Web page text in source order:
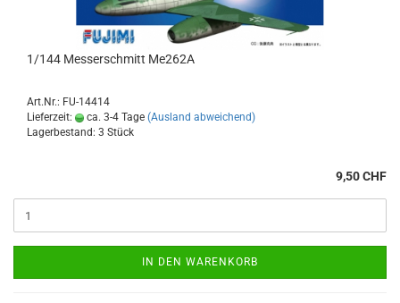
1/144 Messerschmitt Me262A
Art.Nr.: FU-14414
Lieferzeit:
ca. 3-4 Tage (Ausland abweichend)
Lagerbestand: 3 Stück
9,50 CHF
IN DEN WARENKORB